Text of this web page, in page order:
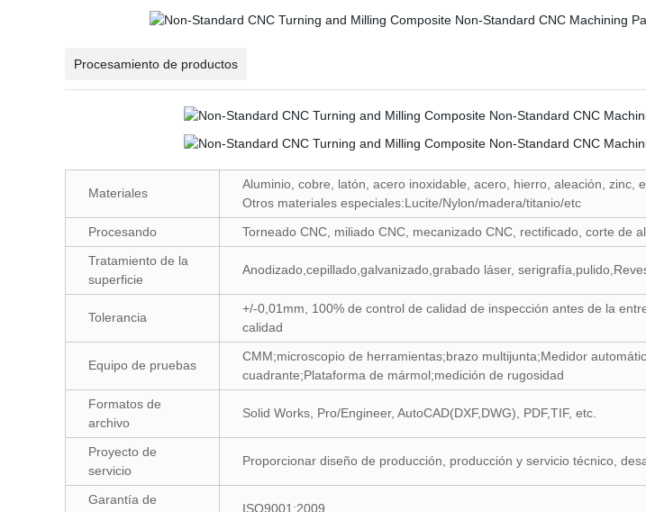
Procesamiento de productos
Materiales
Aluminio, cobre, latón, acero inoxidable, acero, hierro, aleación, zinc,
Otros materiales especiales:Lucite/Nylon/madera/titanio/etc
Procesando
Torneado CNC, miliado CNC, mecanizado CNC, rectificado, corte de
Tratamiento de la
superficie
Anodizado,cepillado,galvanizado,grabado láser,
Tolerancia
+/-0,01mm, 100% de control de calidad de inspección antes de la
calidad
Equipo de pruebas
CMM;microscopio de herramientas;brazo multijunta;Medidor
cuadrante;Plataforma de mármol;medición de rugosidad
Formatos de
archivo
Solid Works, Pro/Engineer, AutoCAD(DXF,DWG), PDF,TIF, etc.
Proyecto de
servicio
Proporcionar diseño de producción, producción y servicio técnico,
Garantía de
ISO9001:2009